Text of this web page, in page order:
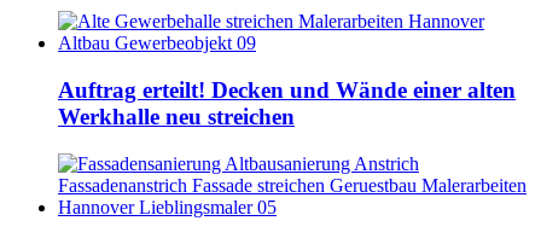
Auftrag erteilt! Decken und Wände einer alten
Werkhalle neu streichen